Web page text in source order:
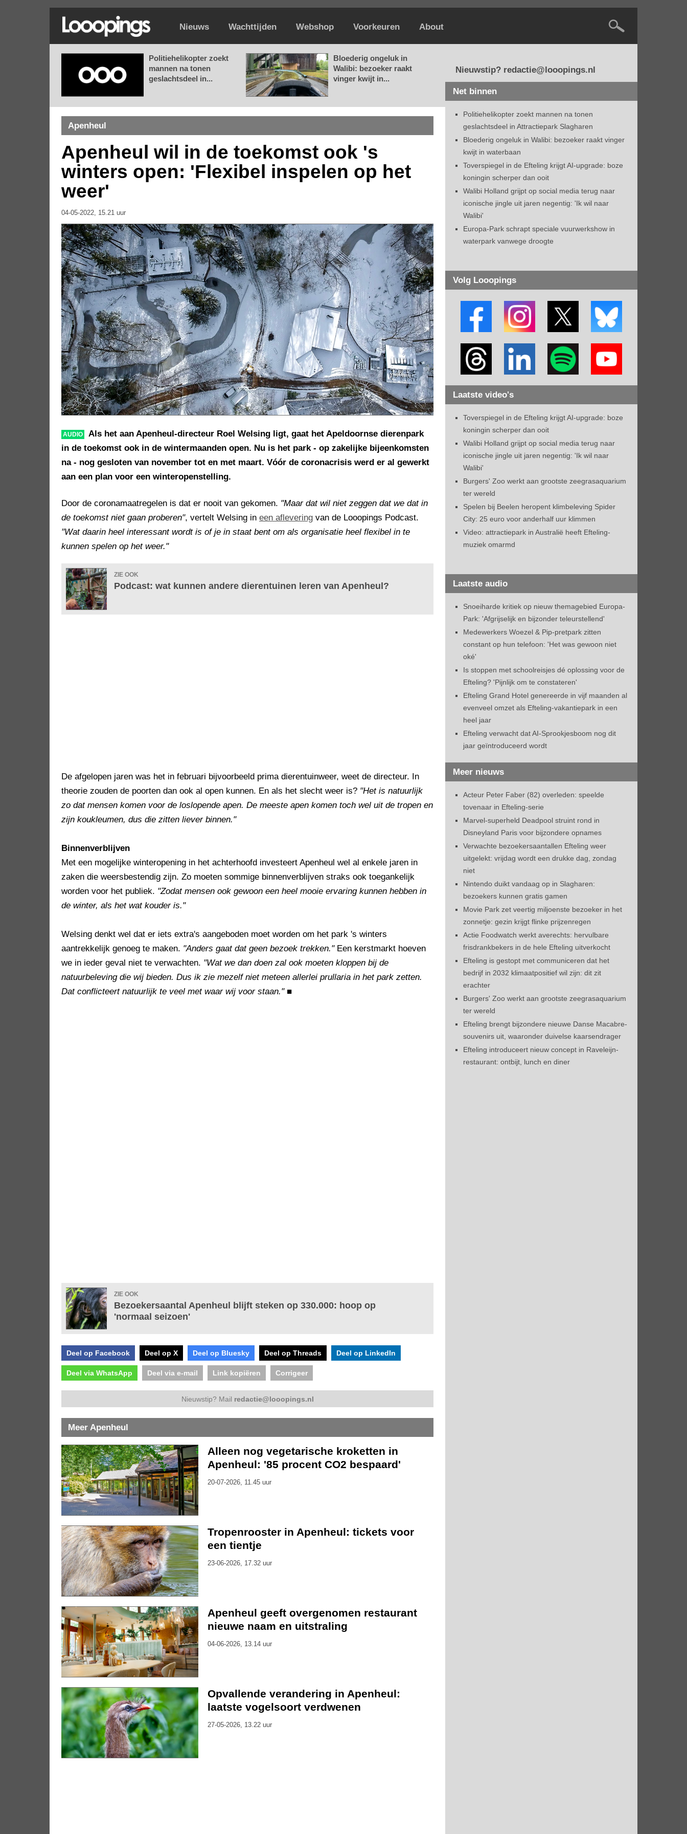
Nieuws Wachttijden Webshop Voorkeuren About
Politiehelikopter zoekt
mannen na tonen
geslachtsdeel in...
Bloederig ongeluk in
Walibi: bezoeker raakt
vinger kwijt in...
Apenheul
Apenheul wil in de toekomst ook 's
winters open: 'Flexibel inspelen op het
weer'
04-05-2022, 15.21 uur
AUDIO
Als het aan Apenheul-directeur Roel Welsing ligt, gaat het Apeldoornse dierenpark
in de toekomst ook in de wintermaanden open. Nu is het park - op zakelijke bijeenkomsten
na - nog gesloten van november tot en met maart. Vóór de coronacrisis werd er al gewerkt
aan een plan voor een winteropenstelling.
Door de coronamaatregelen is dat er nooit van gekomen. "Maar dat wil niet zeggen dat we dat in
de toekomst niet gaan proberen", vertelt Welsing in een aflevering van de Looopings Podcast.
"Wat daarin heel interessant wordt is of je in staat bent om als organisatie heel flexibel in te
kunnen spelen op het weer."
ZIE OOK
Podcast: wat kunnen andere dierentuinen leren van Apenheul?
De afgelopen jaren was het in februari bijvoorbeeld prima dierentuinweer, weet de directeur. In
theorie zouden de poorten dan ook al open kunnen. En als het slecht weer is? "Het is natuurlijk
zo dat mensen komen voor de loslopende apen. De meeste apen komen toch wel uit de tropen en
zijn koukleumen, dus die zitten liever binnen."
Binnenverblijven
Met een mogelijke winteropening in het achterhoofd investeert Apenheul wel al enkele jaren in
zaken die weersbestendig zijn. Zo moeten sommige binnenverblijven straks ook toegankelijk
worden voor het publiek. "Zodat mensen ook gewoon een heel mooie ervaring kunnen hebben in
de winter, als het wat kouder is."
Welsing denkt wel dat er iets extra's aangeboden moet worden om het park 's winters
aantrekkelijk genoeg te maken. "Anders gaat dat geen bezoek trekken."Een kerstmarkt hoeven
we in ieder geval niet te verwachten. "Wat we dan doen zal ook moeten kloppen bij de
natuurbeleving die wij bieden. Dus ik zie mezelf niet meteen allerlei prullaria in het park zetten.
Dat conflicteert natuurlijk te veel met waar wij voor staan." ■
ZIE OOK
Bezoekersaantal Apenheul blijft steken op 330.000: hoop op
'normaal seizoen'
Deel op Facebook Deel op X Deel op Bluesky Deel op Threads Deel op LinkedIn
Deel via WhatsApp Deel via e-mail Link kopiëren Corrigeer
Nieuwstip? Mail redactie@looopings.nl
Meer Apenheul
Alleen nog vegetarische kroketten in
Apenheul: '85 procent CO2 bespaard'
20-07-2026, 11.45 uur
Tropenrooster in Apenheul: tickets voor
een tientje
23-06-2026, 17.32 uur
Apenheul geeft overgenomen restaurant
nieuwe naam en uitstraling
04-06-2026, 13.14 uur
Opvallende verandering in Apenheul:
laatste vogelsoort verdwenen
27-05-2026, 13.22 uur
Nieuwstip? redactie@looopings.nl
Net binnen
Politiehelikopter zoekt mannen na tonen
geslachtsdeel in Attractiepark Slagharen
Bloederig ongeluk in Walibi: bezoeker raakt vinger
kwijt in waterbaan
Toverspiegel in de Efteling krijgt AI-upgrade: boze
koningin scherper dan ooit
Walibi Holland grijpt op social media terug naar
iconische jingle uit jaren negentig: 'Ik wil naar
Walibi'
Europa-Park schrapt speciale vuurwerkshow in
waterpark vanwege droogte
Volg Looopings
Laatste video's
Toverspiegel in de Efteling krijgt AI-upgrade: boze
koningin scherper dan ooit
Walibi Holland grijpt op social media terug naar
iconische jingle uit jaren negentig: 'Ik wil naar
Walibi'
Burgers' Zoo werkt aan grootste zeegrasaquarium
ter wereld
Spelen bij Beelen heropent klimbeleving Spider
City: 25 euro voor anderhalf uur klimmen
Video: attractiepark in Australië heeft Efteling-
muziek omarmd
Laatste audio
Snoeiharde kritiek op nieuw themagebied Europa-
Park: 'Afgrijselijk en bijzonder teleurstellend'
Medewerkers Woezel & Pip-pretpark zitten
constant op hun telefoon: 'Het was gewoon niet
oké'
Is stoppen met schoolreisjes dé oplossing voor de
Efteling? 'Pijnlijk om te constateren'
Efteling Grand Hotel genereerde in vijf maanden al
evenveel omzet als Efteling-vakantiepark in een
heel jaar
Efteling verwacht dat AI-Sprookjesboom nog dit
jaar geïntroduceerd wordt
Meer nieuws
Acteur Peter Faber (82) overleden: speelde
tovenaar in Efteling-serie
Marvel-superheld Deadpool struint rond in
Disneyland Paris voor bijzondere opnames
Verwachte bezoekersaantallen Efteling weer
uitgelekt: vrijdag wordt een drukke dag, zondag
niet
Nintendo duikt vandaag op in Slagharen:
bezoekers kunnen gratis gamen
Movie Park zet veertig miljoenste bezoeker in het
zonnetje: gezin krijgt flinke prijzenregen
Actie Foodwatch werkt averechts: hervulbare
frisdrankbekers in de hele Efteling uitverkocht
Efteling is gestopt met communiceren dat het
bedrijf in 2032 klimaatpositief wil zijn: dit zit
erachter
Burgers' Zoo werkt aan grootste zeegrasaquarium
ter wereld
Efteling brengt bijzondere nieuwe Danse Macabre-
souvenirs uit, waaronder duivelse kaarsendrager
Efteling introduceert nieuw concept in Raveleijn-
restaurant: ontbijt, lunch en diner